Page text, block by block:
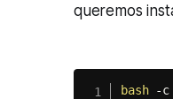
queremos
bash -c